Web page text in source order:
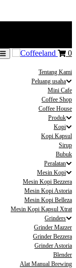
0
Tentang Kami
Peluang usaha
Mini Cafe
Coffee Shop
Coffee House
Produk
Kopi
Kopi Kapsul
Sirup
Bubuk
Peralatan
Mesin Kopi
Mesin Kopi Bezzera
Mesin Kopi Astoria
Mesin Kopi Belleza
Mesin Kopi Kapsul Xtrat
Grinders
Grinder Mazzer
Grinder Bezzera
Grinder Astoria
Blender
Alat Manual Brewing